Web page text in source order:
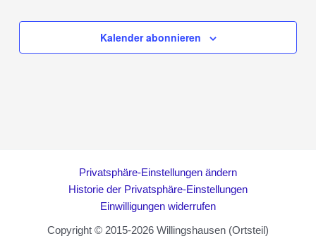
Kalender abonnieren
Privatsphäre-Einstellungen ändern
Historie der Privatsphäre-Einstellungen
Einwilligungen widerrufen
Copyright © 2015-2026 Willingshausen (Ortsteil)